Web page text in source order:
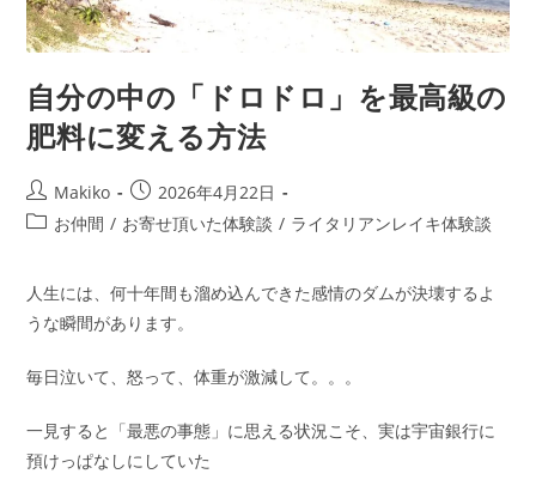
自分の中の「ドロドロ」を最高級の
肥料に変える方法
投
稿
Makiko
投
稿
日:
2026年4月22日
投
テ
ゴ
ー:
お仲間 / お寄せ頂いた体験談 / ライタリアンレイキ体験談
人生には、何十年間も溜め込んできた感情のダムが決壊するよ
うな瞬間があります。
毎日泣いて、怒って、体重が激減して。。。
一見すると「最悪の事態」に思える状況こそ、実は宇宙銀行に
預けっぱなしにしていた